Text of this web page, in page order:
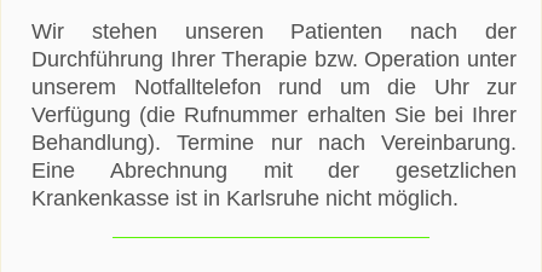
Wir stehen unseren Patienten nach der
Durchführung Ihrer Therapie bzw. Operation unter
unserem Notfalltelefon rund um die Uhr zur
Verfügung (die Rufnummer erhalten Sie bei Ihrer
Behandlung). Termine nur nach Vereinbarung.
Eine Abrechnung mit der gesetzlichen
Krankenkasse ist in Karlsruhe nicht möglich.